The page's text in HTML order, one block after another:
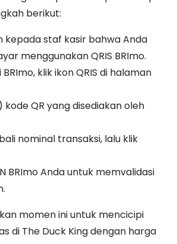
berikut:
kepada staf kasir bahwa Anda
menggunakan QRIS BRImo.
klik ikon QRIS di halaman
kode QR yang disediakan oleh
nominal transaksi, lalu klik
BRImo Anda untuk memvalidasi
momen ini untuk mencicipi
di The Duck King dengan harga